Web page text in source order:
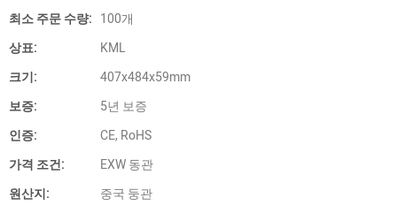
최소 주문 수량: 100개
상표:
KML
크기:
407x484x59mm
보증:
5년 보증
인증:
CE, RoHS
가격 조건:
EXW 동관
원산지:
중국 둥관